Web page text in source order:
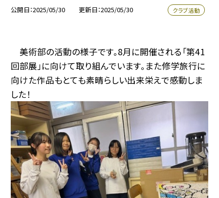
公開日 2025/05/30 更新日 2025/05/30 クラブ活動
美術部の活動の様子です。8月に開催される「第41
回部展」に向けて取り組んでいます。また修学旅行に
向けた作品もとても素晴らしい出来栄えで感動しま
した！